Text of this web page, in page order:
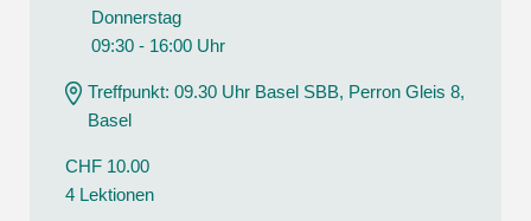
Donnerstag
09:30 - 16:00 Uhr
Treffpunkt: 09.30 Uhr Basel SBB, Perron Gleis 8,
Basel
CHF 10.00
4 Lektionen